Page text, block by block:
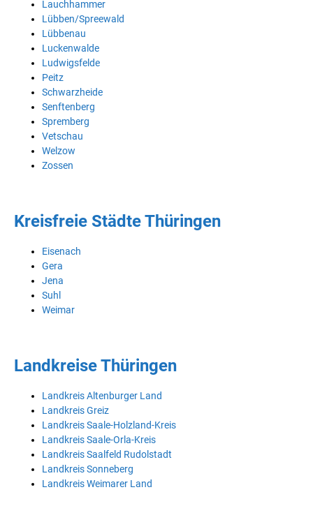
Lauchhammer
Lübben/Spreewald
Lübbenau
Luckenwalde
Ludwigsfelde
Peitz
Schwarzheide
Senftenberg
Spremberg
Vetschau
Welzow
Zossen
Kreisfreie Städte Thüringen
Eisenach
Gera
Jena
Suhl
Weimar
Landkreise Thüringen
Landkreis Altenburger Land
Landkreis Greiz
Landkreis Saale-Holzland-Kreis
Landkreis Saale-Orla-Kreis
Landkreis Saalfeld Rudolstadt
Landkreis Sonneberg
Landkreis Weimarer Land